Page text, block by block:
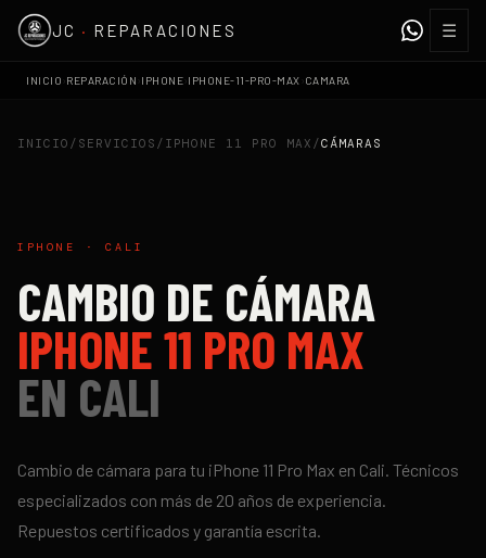
JC · REPARACIONES ☰
INICIO REPARACIÓN IPHONE IPHONE-11-PRO-MAX CAMARA
INICIO / SERVICIOS / IPHONE 11 PRO MAX /CÁMARAS
IPHONE · CALI
CAMBIO DE CÁMARA
IPHONE 11 PRO MAX
EN CALI
Cambio de cámara para tu iPhone 11 Pro Max en Cali. Técnicos
especializados con más de 20 años de experiencia.
Repuestos certificados y garantía escrita.